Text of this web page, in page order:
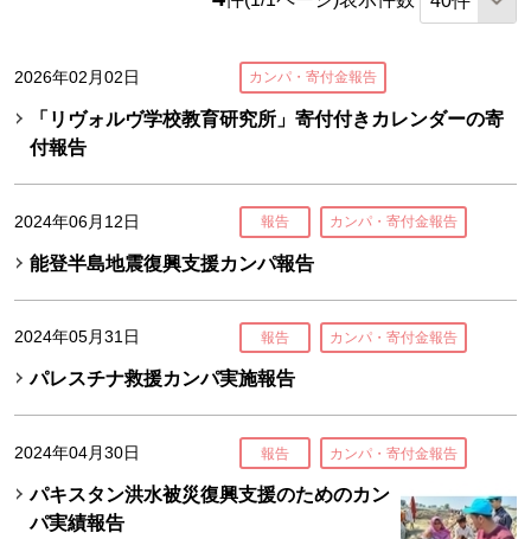
2026年02月02日 カンパ・寄付金報告
「リヴォルヴ学校教育研究所」寄付付きカレンダーの寄
付報告
2024年06月12日 報告 カンパ・寄付金報告
能登半島地震復興支援カンパ報告
2024年05月31日 報告 カンパ・寄付金報告
パレスチナ救援カンパ実施報告
2024年04月30日 報告 カンパ・寄付金報告
パキスタン洪水被災復興支援のためのカン
パ実績報告